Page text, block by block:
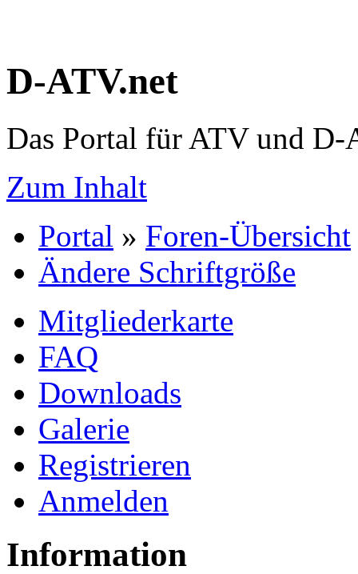
D-ATV.net
Das Portal für ATV und D-
Zum Inhalt
Portal » Foren-Übersicht
Ändere Schriftgröße
Mitgliederkarte
FAQ
Downloads
Galerie
Registrieren
Anmelden
Information